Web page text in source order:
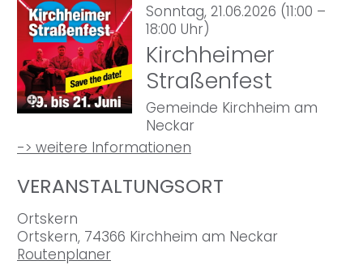
Sonntag, 21.06.2026 (11:00 –
18:00 Uhr)
Kirchheimer
Straßenfest
Gemeinde Kirchheim am
Neckar
-> weitere Informationen
VERANSTALTUNGSORT
Ortskern
Ortskern, 74366 Kirchheim am Neckar
Routenplaner